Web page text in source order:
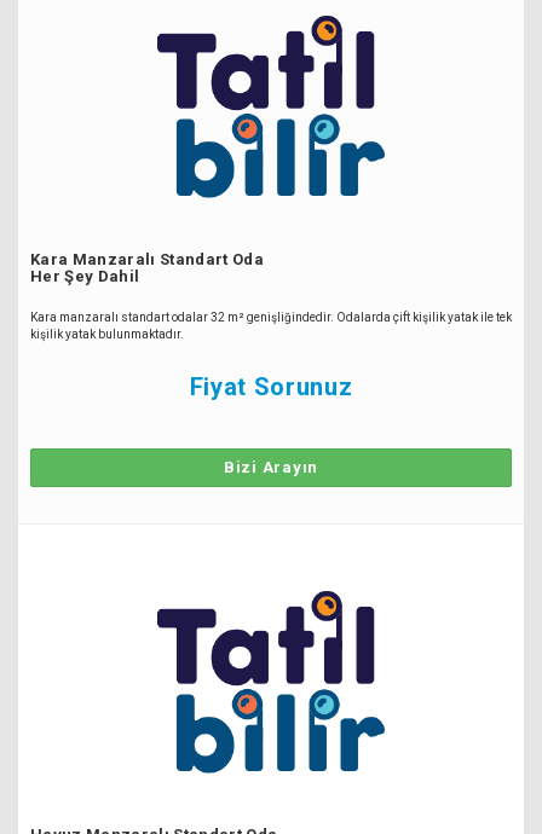
Kara Manzaralı Standart Oda
Her Şey Dahil
Kara manzaralı standart odalar 32 m² genişliğindedir. Odalarda çift kişilik yatak ile tek
kişilik yatak bulunmaktadır.
Fiyat Sorunuz
Bizi Arayın